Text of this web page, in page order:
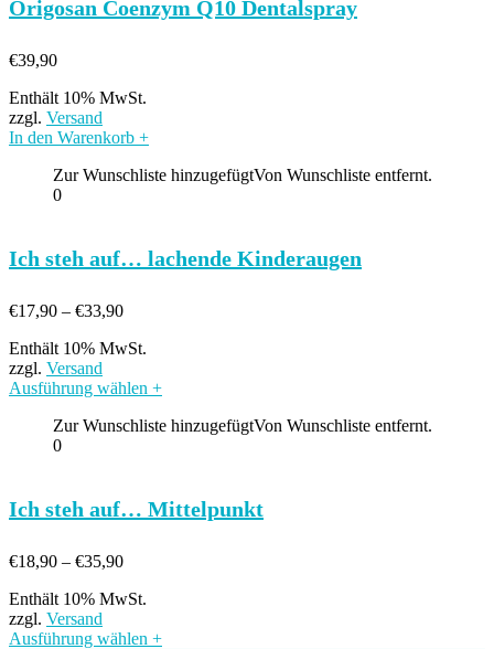
Origosan Coenzym Q10 Dentalspray
€39,90
Enthält 10% MwSt.
zzgl. Versand
In den Warenkorb +
Zur Wunschliste hinzugefügtVon Wunschliste entfernt.
0
Ich steh auf… lachende Kinderaugen
€17,90 – €33,90Preisspanne:
bis
Enthält 10% MwSt.
zzgl. Versand
Ausführung wählen +
Zur Wunschliste hinzugefügtVon Wunschliste entfernt.
0
Ich steh auf… Mittelpunkt
€18,90 – €35,90Preisspanne:
bis
Enthält 10% MwSt.
zzgl. Versand
Ausführung wählen +